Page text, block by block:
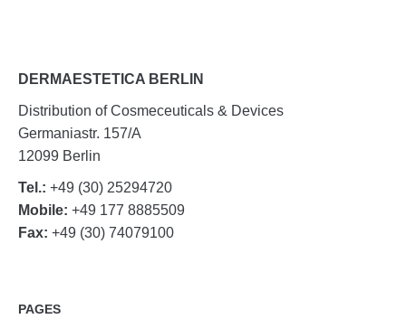
DERMAESTETICA BERLIN
Distribution of Cosmeceuticals & Devices
Germaniastr. 157/A
12099 Berlin
Tel.: +49 (30) 25294720
Mobile: +49 177 8885509
Fax: +49 (30) 74079100
PAGES